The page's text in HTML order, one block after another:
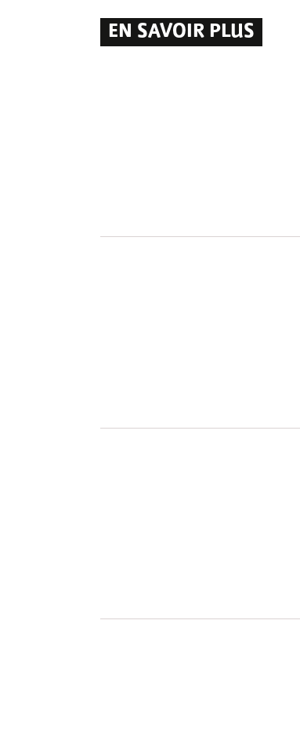
EN SAVOIR PLUS